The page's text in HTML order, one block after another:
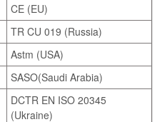
CE (EU)
TR CU 019 (Russia)
Astm (USA)
SASO(Saudi Arabia)
DCTR EN ISO 20345
(Ukraine)